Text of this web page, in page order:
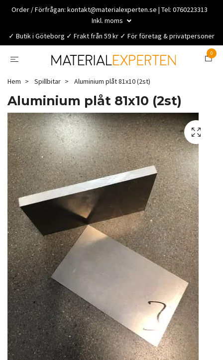
Order / Förfrågan: kontakt@materialexperten.se | Tel: 0760223313
Inkl. moms
✓ Butik i Göteborg ✓ Frakt från 59 kr ✓ För företag & privatpersoner
0
Hem Spillbitar Aluminium plåt 81x10 (2st)
Aluminium plåt 81x10 (2st)